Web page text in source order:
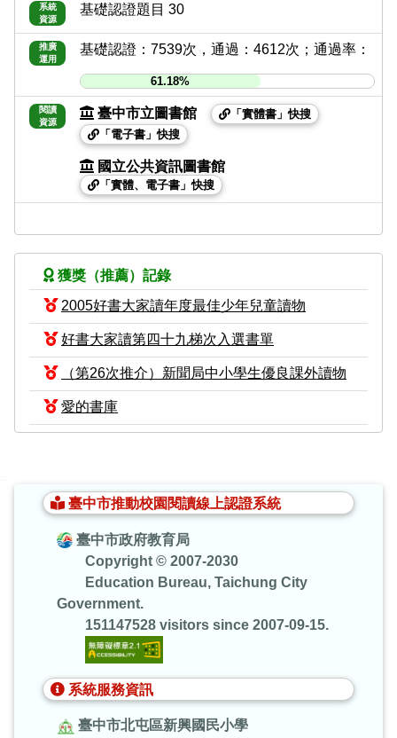
系統
資源
基礎認證題目 30
推廣
運用
基礎認證：7539次，通過：4612次；通過率：
61.18%
閱讀
資源
臺中市立圖書館
「實體書」快搜
「電子書」快搜
國立公共資訊圖書館
「實體、電子書」快搜
獲獎（推薦）記錄
2005好書大家讀年度最佳少年兒童讀物
好書大家讀第四十九梯次入選書單
（第26次推介）新聞局中小學生優良課外讀物
愛的書庫
臺中市推動校園閱讀線上認證系統
臺中市政府教育局
Copyright © 2007-2030
Education Bureau, Taichung City
Government.
151147528 visitors since 2007-09-15.
系統服務資訊
臺中市北屯區新興國民小學